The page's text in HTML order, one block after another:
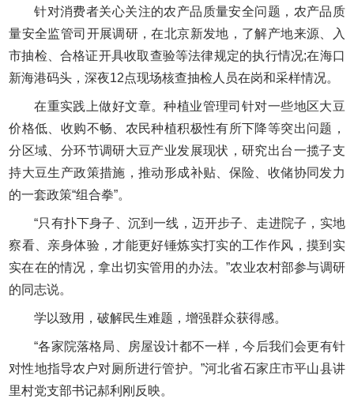
针对消费者关心关注的农产品质量安全问题，农产品质
量安全监管司开展调研，在北京新发地，了解产地来源、入
市抽检、合格证开具收取查验等法律规定的执行情况;在海口
新海港码头，深夜12点现场核查抽检人员在岗和采样情况。
在重实践上做好文章。种植业管理司针对一些地区大豆
价格低、收购不畅、农民种植积极性有所下降等突出问题，
分区域、分环节调研大豆产业发展现状，研究出台一揽子支
持大豆生产政策措施，推动形成补贴、保险、收储协同发力
的一套政策“组合拳”。
“只有扑下身子、沉到一线，迈开步子、走进院子，实地
察看、亲身体验，才能更好锤炼实打实的工作作风，摸到实
实在在的情况，拿出切实管用的办法。”农业农村部参与调研
的同志说。
学以致用，破解民生难题，增强群众获得感。
“各家院落格局、房屋设计都不一样，今后我们会更有针
对性地指导农户对厕所进行管护。”河北省石家庄市平山县讲
里村党支部书记郝利刚反映。